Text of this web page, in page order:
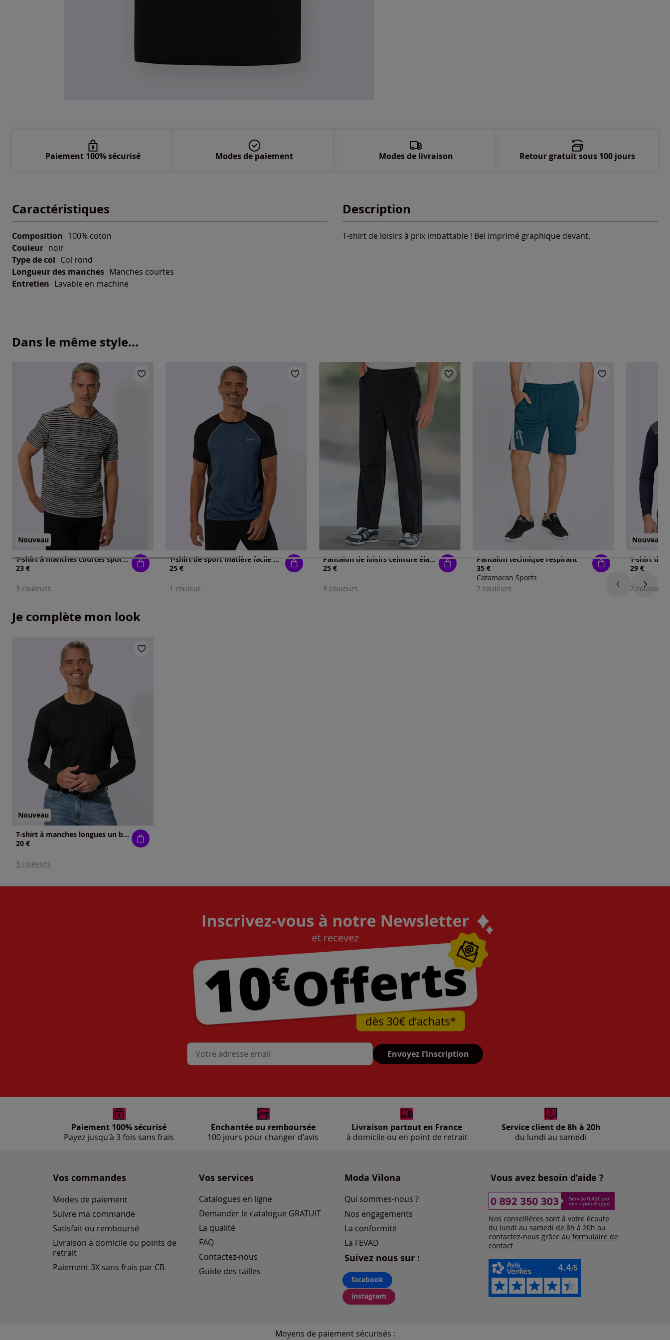
Caractéristiques
Composition 100% coton
Couleur noir
Type de col Col rond
Longueur des manches Manches courtes
Entretien Lavable en machine
Description
T-shirt de loisirs à prix imbattable ! Bel imprimé graphique devant.
Paiement 100% sécurisé Modes de paiement Modes de livraison Retour gratuit sous 100 jours
Dans le même style...
Nouveau
T-shirt à manches courtes sport et loisirs
23 €
3 couleurs
T-shirt de sport matière facile à entretenir
25 €
1 couleur
Pantalon de loisirs ceinture élastique confortable
25 €
3 couleurs
Pantalon technique respirant
35 €
Catamaran Sports
2 couleurs
Nouveau
29 €
2 couleurs
Je complète mon look
Nouveau
T-shirt à manches longues un basique facile à assortir
20 €
3 couleurs
Mon adresse mail Envoyez l’inscription
Paiement 100% sécurisé
Payez jusqu'à 3 fois sans frais
Enchantée ou remboursée
100 jours pour changer d'avis
Livraison partout en France
à domicile ou en point de retrait
Service client de 8h à 20h
du lundi au samedi
Vos commandes
Modes de paiement
Suivre ma commande
Satisfait ou remboursé
Livraison à domicile ou points de
retrait
Paiement 3X sans frais par CB
Vos services
Catalogues en ligne
Demander le catalogue GRATUIT
La qualité
FAQ
Contactez-nous
Guide des tailles
Moda Vilona
Qui sommes-nous ?
Nos engagements
La conformité
La FEVAD
Suivez nous sur :
facebook
instagram
Vous avez besoin d’aide ?
Nos conseillères sont à votre écoute
du lundi au samedi de 8h à 20h ou
contactez-nous grâce au formulaire de
contact
Moyens de paiement sécurisés :